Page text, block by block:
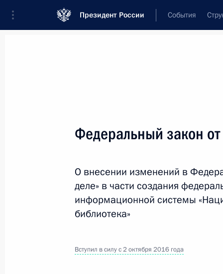
Президент России События
Текст в документе
Вид документа
Все
Дата вступления в силу...
Федеральный закон
О внесении изменений в
деле» в части создания
информационной системы
библиотека»
Вступил в силу с 2 октября 2016 года